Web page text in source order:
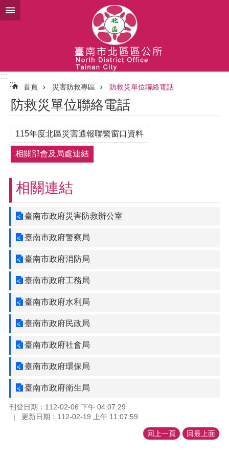
跳到主要內容區塊
:::
:::
首頁 災害防救專區 防救災單位聯絡電話
防救災單位聯絡電話
115年度北區災害通報聯繫窗口資料
相關部會及局處連結
相關連結
臺南市政府災害防救辦公室
臺南市政府警察局
臺南市政府消防局
臺南市政府工務局
臺南市政府水利局
臺南市政府民政局
臺南市政府社會局
臺南市政府環保局
臺南市政府衛生局
刊登日期：112-02-06 下午 04:07:29
更新日期：112-02-19 上午 11:07:59
回上一頁 回最上面